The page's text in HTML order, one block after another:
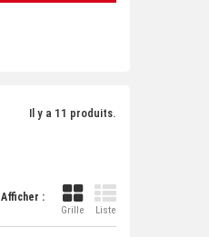
Il y a 11 produits.
Afficher :
Grille Liste